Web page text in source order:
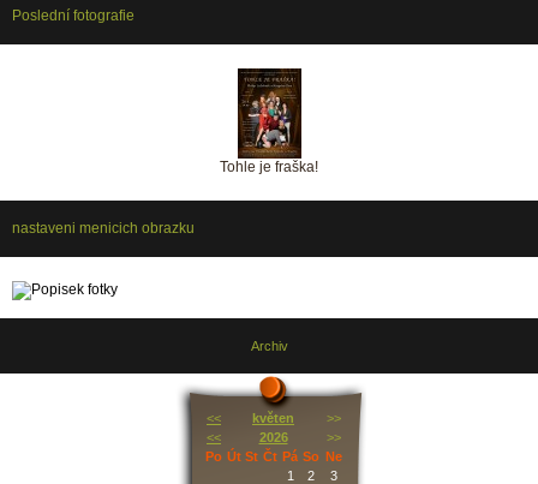
Poslední fotografie
Tohle je fraška!
nastaveni menicich obrazku
Archiv
<< květen
>>
<<
2026
>>
Po Út St Čt Pá So Ne
1
2
3